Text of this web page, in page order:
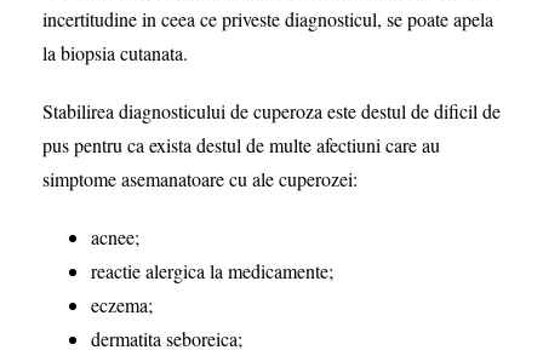
incertitudine in ceea ce priveste diagnosticul, se poate apela
la biopsia cutanata.
Stabilirea diagnosticului de cuperoza este destul de dificil de
pus pentru ca exista destul de multe afectiuni care au
simptome asemanatoare cu ale cuperozei:
acnee;
reactie alergica la medicamente;
eczema;
dermatita seboreica;